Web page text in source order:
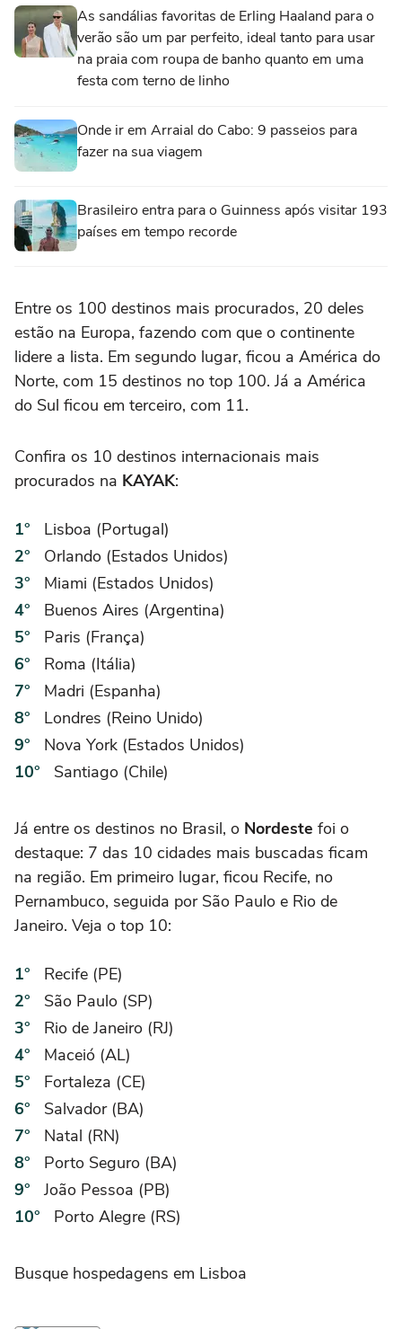
As sandálias favoritas de Erling Haaland para o
verão são um par perfeito, ideal tanto para usar
na praia com roupa de banho quanto em uma
festa com terno de linho
Onde ir em Arraial do Cabo: 9 passeios para
fazer na sua viagem
Brasileiro entra para o Guinness após visitar 193
países em tempo recorde
Entre os 100 destinos mais procurados, 20 deles
estão na Europa, fazendo com que o continente
lidere a lista. Em segundo lugar, ficou a América do
Norte, com 15 destinos no top 100. Já a América
do Sul ficou em terceiro, com 11.
Confira os 10 destinos internacionais mais
procurados na KAYAK:
Lisboa (Portugal)
Orlando (Estados Unidos)
Miami (Estados Unidos)
Buenos Aires (Argentina)
Paris (França)
Roma (Itália)
Madri (Espanha)
Londres (Reino Unido)
Nova York (Estados Unidos)
Santiago (Chile)
Já entre os destinos no Brasil, o Nordeste foi o
destaque: 7 das 10 cidades mais buscadas ficam
na região. Em primeiro lugar, ficou Recife, no
Pernambuco, seguida por São Paulo e Rio de
Janeiro. Veja o top 10:
Recife (PE)
São Paulo (SP)
Rio de Janeiro (RJ)
Maceió (AL)
Fortaleza (CE)
Salvador (BA)
Natal (RN)
Porto Seguro (BA)
João Pessoa (PB)
Porto Alegre (RS)
Busque hospedagens em Lisboa